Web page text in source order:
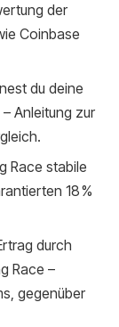
der
Coinbase
du deine
Anleitung zur
Race stabile
18 %
durch
Race –
gegenüber